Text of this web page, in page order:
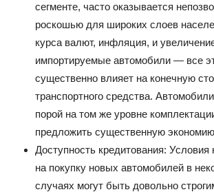
сегменте, часто оказывается
роскошью для широких слоев
курса валют, инфляция, и
импортируемые автомобили — все
существенно влияет на конечную
транспортного средства.
порой на том же уровне
предложить существенную
Доступность кредитования: Условия
на покупку новых автомобилей в
случаях могут быть довольно